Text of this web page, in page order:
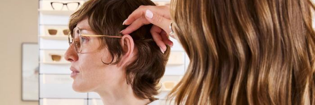
synonymes de qualité, d'innovation et de décisions
conscientes, de la fabrication à l'expérience
utilisateur.
Nous recherchons des talents qui souhaitent faire